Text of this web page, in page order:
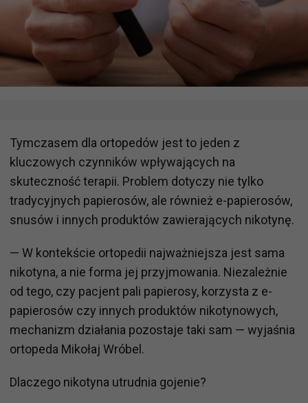
Tymczasem dla ortopedów jest to jeden z
kluczowych czynników wpływających na
skuteczność terapii. Problem dotyczy nie tylko
tradycyjnych papierosów, ale również e-papierosów,
snusów i innych produktów zawierających nikotynę.
— W kontekście ortopedii najważniejsza jest sama
nikotyna, a nie forma jej przyjmowania. Niezależnie
od tego, czy pacjent pali papierosy, korzysta z e-
papierosów czy innych produktów nikotynowych,
mechanizm działania pozostaje taki sam — wyjaśnia
ortopeda Mikołaj Wróbel.
Dlaczego nikotyna utrudnia gojenie?